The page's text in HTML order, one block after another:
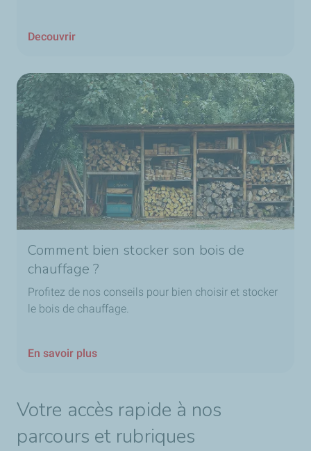
Decouvrir
Comment bien stocker son bois de
chauffage ?
Profitez de nos conseils pour bien choisir et stocker
le bois de chauffage.
En savoir plus
Votre accès rapide à nos
parcours et rubriques